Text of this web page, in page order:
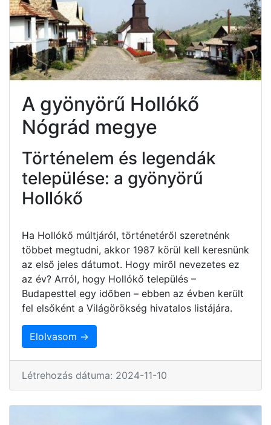
A gyönyörű Hollókő
Nógrád megye
Történelem és legendák
települése: a gyönyörű
Hollókő
Ha Hollókő múltjáról, történetéről szeretnénk
többet megtudni, akkor 1987 körül kell keresnünk
az első jeles dátumot. Hogy miről nevezetes ez
az év? Arról, hogy Hollókő település –
Budapesttel egy időben – ebben az évben került
fel elsőként a Világörökség hivatalos listájára.
Elolvasom →
Létrehozás dátuma: 2024-11-10